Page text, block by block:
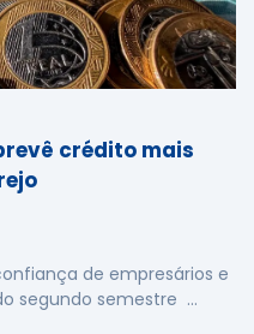
crédito mais
de empresários e
segundo semestre …